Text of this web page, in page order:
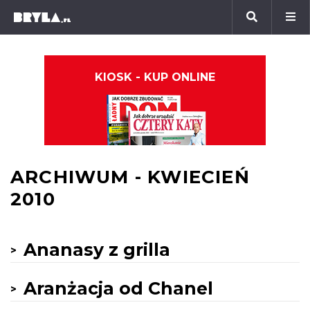
KIOSK - KUP ONLINE
ARCHIWUM - KWIECIEŃ
2010
Ananasy z grilla
Aranżacja od Chanel